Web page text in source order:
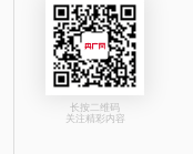
长按二维码
关注精彩内容